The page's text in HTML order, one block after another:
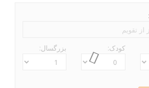
بزرگسال: کودک: